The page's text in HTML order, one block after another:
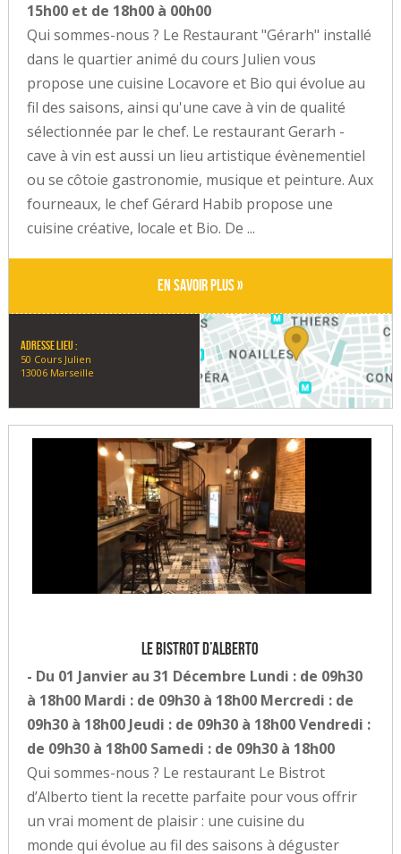
15h00 et de 18h00 à 00h00
Qui sommes-nous ? Le Restaurant "Gérarh" installé
dans le quartier animé du cours Julien vous
propose une cuisine Locavore et Bio qui évolue au
fil des saisons, ainsi qu'une cave à vin de qualité
sélectionnée par le chef. Le restaurant Gerarh -
cave à vin est aussi un lieu artistique évènementiel
ou se côtoie gastronomie, musique et peinture. Aux
fourneaux, le chef Gérard Habib propose une
cuisine créative, locale et Bio. De ...
En savoir plus »
Adresse lieu :
50 Cours Julien
13006 Marseille
Le bistrot d’Alberto
- Du 01 Janvier au 31 Décembre Lundi : de 09h30
à 18h00 Mardi : de 09h30 à 18h00 Mercredi : de
09h30 à 18h00 Jeudi : de 09h30 à 18h00 Vendredi :
de 09h30 à 18h00 Samedi : de 09h30 à 18h00
Qui sommes-nous ? Le restaurant Le Bistrot
d’Alberto tient la recette parfaite pour vous offrir
un vrai moment de plaisir : une cuisine du
monde qui évolue au fil des saisons à déguster